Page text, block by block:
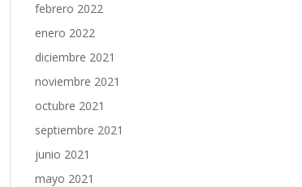
febrero 2022
enero 2022
diciembre 2021
noviembre 2021
octubre 2021
septiembre 2021
junio 2021
mayo 2021